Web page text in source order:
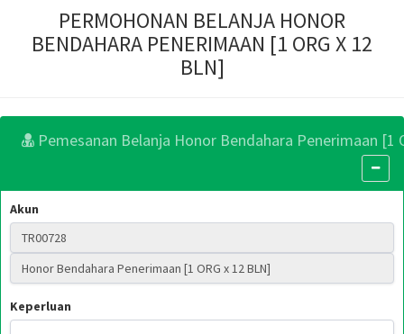
PERMOHONAN BELANJA HONOR
BENDAHARA PENERIMAAN [1 ORG X 12
BLN]
Pemesanan Belanja Honor Bendahara Penerimaan [1
Akun
Keperluan